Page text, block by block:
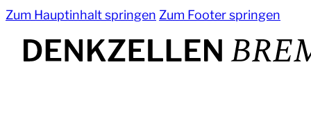
Zum Hauptinhalt springen Zum Footer springen